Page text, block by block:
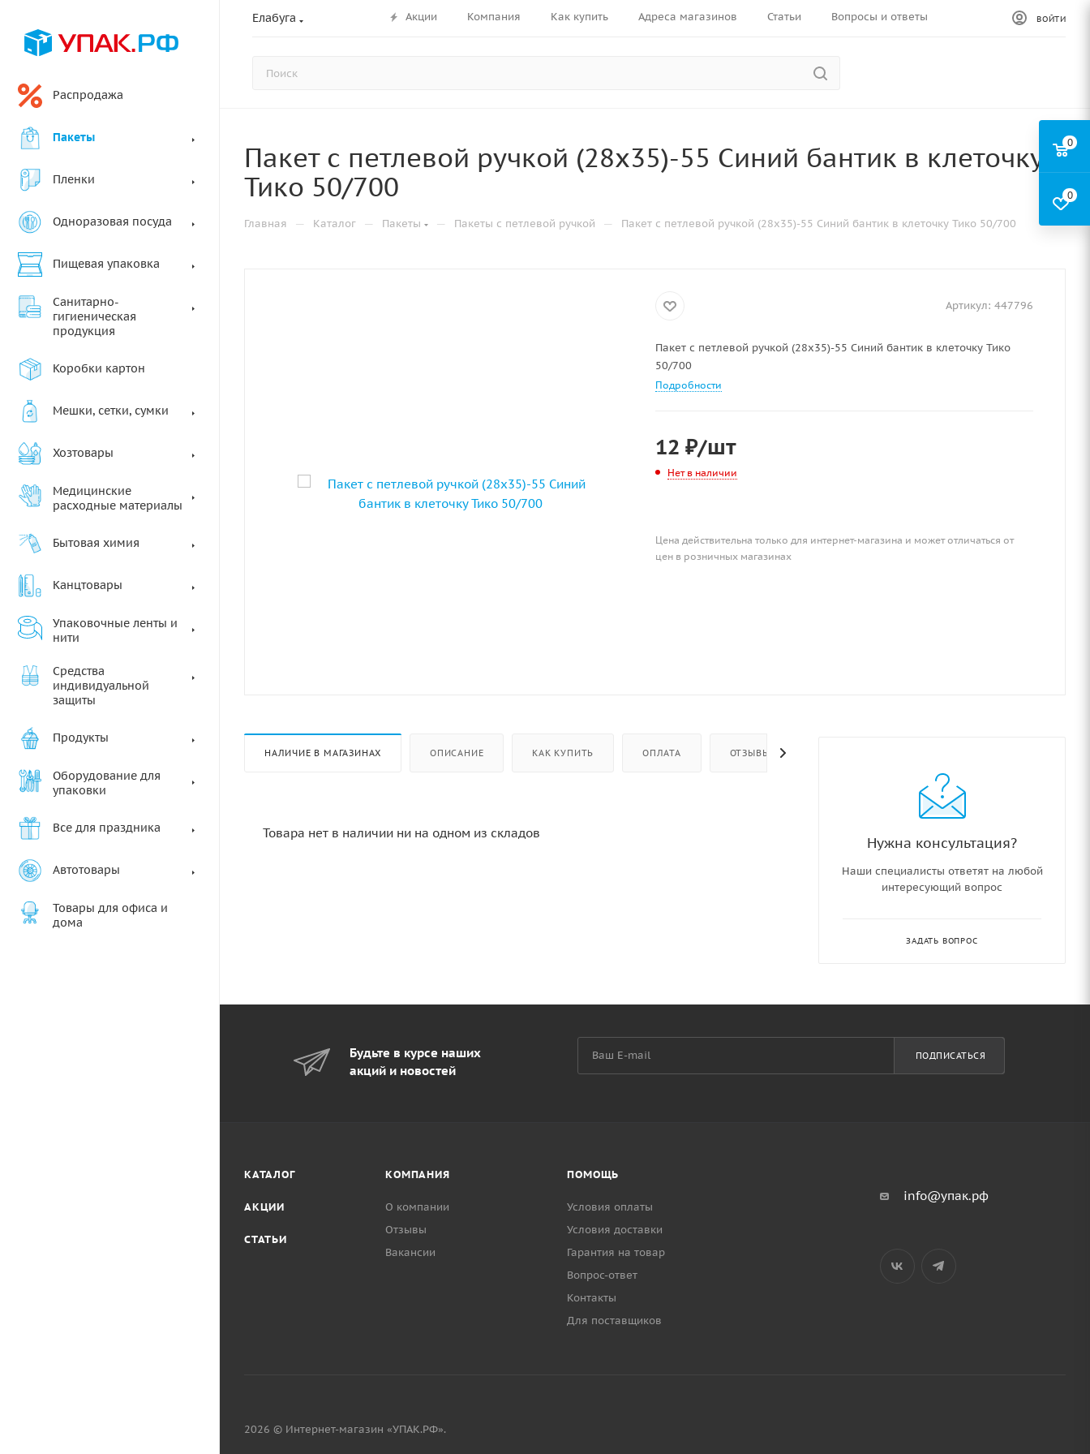
Елабуга Акции Компания Как купить Адреса магазинов Статьи Вопросы и ответы ВОЙТИ
Распродажа
Пакеты
Пленки
Одноразовая посуда
Пищевая упаковка
Санитарно-
гигиеническая
продукция
Коробки картон
Мешки, сетки, сумки
Хозтовары
Медицинские
расходные материалы
Бытовая химия
Канцтовары
Упаковочные ленты и
нити
Средства
индивидуальной
защиты
Продукты
Оборудование для
упаковки
Все для праздника
Автотовары
Товары для офиса и
дома
Пакет с петлевой ручкой (28х35)-55 Синий бантик в клеточку
Тико 50/700
Главная — Каталог — Пакеты — Пакеты с петлевой ручкой — Пакет с петлевой ручкой (28х35)-55 Синий бантик в клеточку Тико 50/700
Артикул: 447796
Пакет с петлевой ручкой (28х35)-55 Синий бантик в клеточку Тико
50/700
Подробности
12 ₽/шт
Нет в наличии
Цена действительна только для интернет-магазина и может отличаться от
цен в розничных магазинах
НАЛИЧИЕ В МАГАЗИНАХ ОПИСАНИЕ КАК КУПИТЬ ОПЛАТА ОТЗЫВЫ
Товара нет в наличии ни на одном из складов
Нужна консультация?
Наши специалисты ответят на любой
интересующий вопрос
ЗАДАТЬ ВОПРОС
Будьте в курсе наших
акций и новостей
ПОДПИСАТЬСЯ
КАТАЛОГ
АКЦИИ
СТАТЬИ
КОМПАНИЯ
О компании
Отзывы
Вакансии
ПОМОЩЬ
Условия оплаты
Условия доставки
Гарантия на товар
Вопрос-ответ
Контакты
Для поставщиков
info@упак.рф
2026 © Интернет-магазин «УПАК.РФ».
0
0